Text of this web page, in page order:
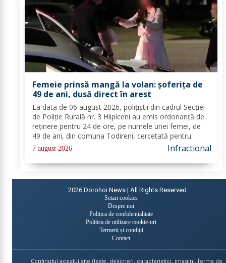
Femeie prinsă mangă la volan: șoferița de
49 de ani, dusă direct în arest
La data de 06 august 2026, polițiștii din cadrul Secției
de Poliție Rurală nr. 3 Hlipiceni au emis ordonanță de
reținere pentru 24 de ore, pe numele unei femei, de
49 de ani, din comuna Todireni, cercetată pentru
comiterea infracțiunii de conducerea unui vehicul sub
influența alcoolului. În urma...
7 august 2026 Infractional
2026 Dorohoi News | All Rights Reserved
Setari cookies
Despre noi
Politica de confidențialitate
Politica de utilizare cookie-uri
Termeni și condiții
Contact
Continutul acestui site (texte, descrieri, caracteristici, imagini, forma de